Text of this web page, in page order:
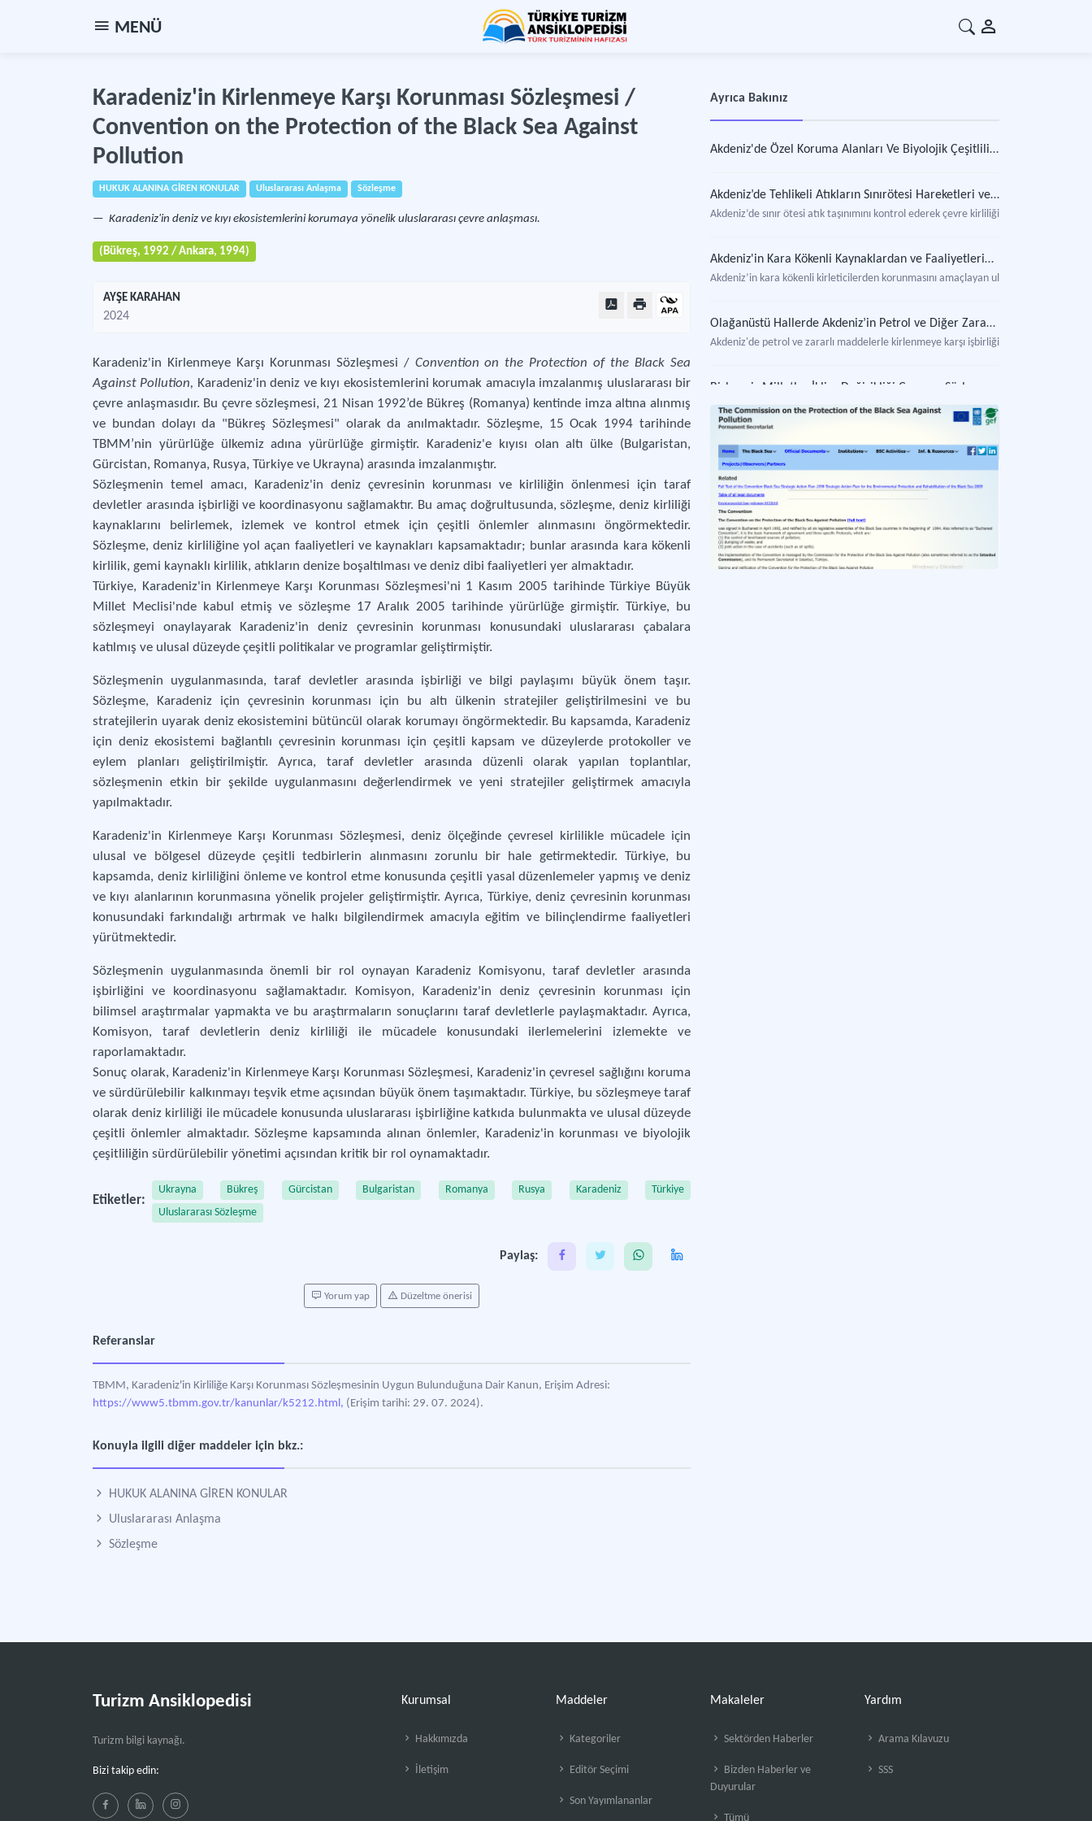
MENÜ
Karadeniz'in Kirlenmeye Karşı Korunması Sözleşmesi /
Convention on the Protection of the Black Sea Against
Pollution
HUKUK ALANINA GİREN KONULAR Uluslararası Anlaşma Sözleşme
Karadeniz'in deniz ve kıyı ekosistemlerini korumaya yönelik uluslararası çevre anlaşması.
(Bükreş, 1992 / Ankara, 1994)
AYŞE KARAHAN
2024
Karadeniz'in Kirlenmeye Karşı Korunması Sözleşmesi / Convention on the Protection of the Black Sea
Against Pollution, Karadeniz'in deniz ve kıyı ekosistemlerini korumak amacıyla imzalanmış uluslararası bir
çevre anlaşmasıdır. Bu çevre sözleşmesi, 21 Nisan 1992’de Bükreş (Romanya) kentinde imza altına alınmış
ve bundan dolayı da "Bükreş Sözleşmesi" olarak da anılmaktadır. Sözleşme, 15 Ocak 1994 tarihinde
TBMM’nin yürürlüğe ülkemiz adına yürürlüğe girmiştir. Karadeniz'e kıyısı olan altı ülke (Bulgaristan,
Gürcistan, Romanya, Rusya, Türkiye ve Ukrayna) arasında imzalanmıştır.
Sözleşmenin temel amacı, Karadeniz'in deniz çevresinin korunması ve kirliliğin önlenmesi için taraf
devletler arasında işbirliği ve koordinasyonu sağlamaktır. Bu amaç doğrultusunda, sözleşme, deniz kirliliği
kaynaklarını belirlemek, izlemek ve kontrol etmek için çeşitli önlemler alınmasını öngörmektedir.
Sözleşme, deniz kirliliğine yol açan faaliyetleri ve kaynakları kapsamaktadır; bunlar arasında kara kökenli
kirlilik, gemi kaynaklı kirlilik, atıkların denize boşaltılması ve deniz dibi faaliyetleri yer almaktadır.
Türkiye, Karadeniz'in Kirlenmeye Karşı Korunması Sözleşmesi'ni 1 Kasım 2005 tarihinde Türkiye Büyük
Millet Meclisi'nde kabul etmiş ve sözleşme 17 Aralık 2005 tarihinde yürürlüğe girmiştir. Türkiye, bu
sözleşmeyi onaylayarak Karadeniz'in deniz çevresinin korunması konusundaki uluslararası çabalara
katılmış ve ulusal düzeyde çeşitli politikalar ve programlar geliştirmiştir.
Sözleşmenin uygulanmasında, taraf devletler arasında işbirliği ve bilgi paylaşımı büyük önem taşır.
Sözleşme, Karadeniz için çevresinin korunması için bu altı ülkenin stratejiler geliştirilmesini ve bu
stratejilerin uyarak deniz ekosistemini bütüncül olarak korumayı öngörmektedir. Bu kapsamda, Karadeniz
için deniz ekosistemi bağlantılı çevresinin korunması için çeşitli kapsam ve düzeylerde protokoller ve
eylem planları geliştirilmiştir. Ayrıca, taraf devletler arasında düzenli olarak yapılan toplantılar,
sözleşmenin etkin bir şekilde uygulanmasını değerlendirmek ve yeni stratejiler geliştirmek amacıyla
yapılmaktadır.
Karadeniz'in Kirlenmeye Karşı Korunması Sözleşmesi, deniz ölçeğinde çevresel kirlilikle mücadele için
ulusal ve bölgesel düzeyde çeşitli tedbirlerin alınmasını zorunlu bir hale getirmektedir. Türkiye, bu
kapsamda, deniz kirliliğini önleme ve kontrol etme konusunda çeşitli yasal düzenlemeler yapmış ve deniz
ve kıyı alanlarının korunmasına yönelik projeler geliştirmiştir. Ayrıca, Türkiye, deniz çevresinin korunması
konusundaki farkındalığı artırmak ve halkı bilgilendirmek amacıyla eğitim ve bilinçlendirme faaliyetleri
yürütmektedir.
Sözleşmenin uygulanmasında önemli bir rol oynayan Karadeniz Komisyonu, taraf devletler arasında
işbirliğini ve koordinasyonu sağlamaktadır. Komisyon, Karadeniz'in deniz çevresinin korunması için
bilimsel araştırmalar yapmakta ve bu araştırmaların sonuçlarını taraf devletlerle paylaşmaktadır. Ayrıca,
Komisyon, taraf devletlerin deniz kirliliği ile mücadele konusundaki ilerlemelerini izlemekte ve
raporlamaktadır.
Sonuç olarak, Karadeniz'in Kirlenmeye Karşı Korunması Sözleşmesi, Karadeniz'in çevresel sağlığını koruma
ve sürdürülebilir kalkınmayı teşvik etme açısından büyük önem taşımaktadır. Türkiye, bu sözleşmeye taraf
olarak deniz kirliliği ile mücadele konusunda uluslararası işbirliğine katkıda bulunmakta ve ulusal düzeyde
çeşitli önlemler almaktadır. Sözleşme kapsamında alınan önlemler, Karadeniz'in korunması ve biyolojik
çeşitliliğin sürdürülebilir yönetimi açısından kritik bir rol oynamaktadır.
Etiketler:
Ukrayna Bükreş Gürcistan Bulgaristan Romanya Rusya Karadeniz
Türkiye
Uluslararası Sözleşme
Paylaş:
Yorum yap Düzeltme önerisi
Referanslar
TBMM, Karadeniz'in Kirliliğe Karşı Korunması Sözleşmesinin Uygun Bulunduğuna Dair Kanun, Erişim Adresi:
https://www5.tbmm.gov.tr/kanunlar/k5212.html, (Erişim tarihi: 29. 07. 2024).
Konuyla ilgili diğer maddeler için bkz.:
HUKUK ALANINA GİREN KONULAR
Uluslararası Anlaşma
Sözleşme
Ayrıca Bakınız
Akdeniz'de Özel Koruma Alanları Ve Biyolojik Çeşitliliğe İlişkin Protokol
Akdeniz’de Tehlikeli Atıkların Sınırötesi Hareketleri ve Bertarafından Kaynaklanan Kirliliğin Önlenmesi Protokolü
Akdeniz’de sınır ötesi atık taşınımını kontrol ederek çevre kirliliğini önlemeyi
Akdeniz'in Kara Kökenli Kaynaklardan ve Faaliyetlerinden Dolayı Kirlenmeye Karşı Korunması Protokolü
Akdeniz’in kara kökenli kirleticilerden korunmasını amaçlayan uluslararası çevre
Olağanüstü Hallerde Akdeniz’in Petrol ve Diğer Zararlı Maddelerle Kirlenmesinde Yapılacak Mücadele ve İşbirliğine Ait Protokol
Akdeniz'de petrol ve zararlı maddelerle kirlenmeye karşı işbirliğini düzenlenen
Küresel ısınma ve iklim değişikliği ile mücadelede uluslararası işbirliği ve
Karadeniz’in Kirliliğe Karşı Korunması Sözleşmesi’nin Karadeniz’de Biyolojik Çeşitliliğin ve Peyzajın Korunması Protokolü
Karadeniz'in biyolojik çeşitliliği ve peyzajını korumayı amaçlayan uluslararası
Genetik olarak değiştirilmiş organizmaların güvenli yönetimini ve biyogüvenliği
Turizm Ansiklopedisi
Turizm bilgi kaynağı.
Bizi takip edin:
Kurumsal
Hakkımızda
İletişim
Maddeler
Kategoriler
Editör Seçimi
Son Yayımlananlar
Makaleler
Sektörden Haberler
Bizden Haberler ve
Duyurular
Tümü
Yardım
Arama Kılavuzu
SSS